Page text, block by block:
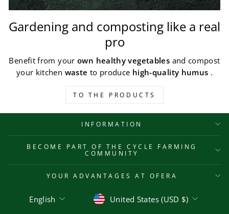
Gardening and composting like a real
pro
Benefit from yourown healthy vegetables and compost
your kitchen waste to produce high-quality humus .
TO THE PRODUCTS
INFORMATION
BECOME PART OF THE CYCLE FARMING
COMMUNITY
YOUR ADVANTAGES AT OFERA
Language
English Currency
United States (USD $)